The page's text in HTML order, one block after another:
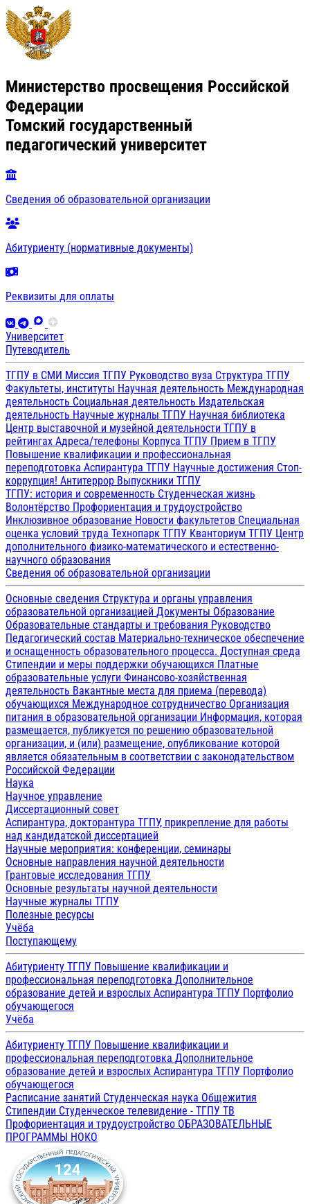
Министерство просвещения Российской
Федерации
Томский государственный
педагогический университет
Сведения об образовательной организации
Абитуриенту (нормативные документы)
Реквизиты для оплаты
Университет
Путеводитель
ТГПУ в СМИ Миссия ТГПУ Руководство вуза Структура ТГПУ
Факультеты, институты Научная деятельность Международная
деятельность Социальная деятельность Издательская
деятельность Научные журналы ТГПУ Научная библиотека
Центр выставочной и музейной деятельности ТГПУ в
рейтингах Адреса/телефоны Корпуса ТГПУ Прием в ТГПУ
Повышение квалификации и профессиональная
переподготовка Аспирантура ТГПУ Научные достижения Стоп-
коррупция! Антитеррор Выпускники ТГПУ
ТГПУ: история и современность Студенческая жизнь
Волонтёрство Профориентация и трудоустройство
Инклюзивное образование Новости факультетов Специальная
оценка условий труда Технопарк ТГПУ Кванториум ТГПУ Центр
дополнительного физико-математического и естественно-
научного образования
Сведения об образовательной организации
Основные сведения Структура и органы управления
образовательной организацией Документы Образование
Образовательные стандарты и требования Руководство
Педагогический состав Материально-техническое обеспечение
и оснащенность образовательного процесса. Доступная среда
Стипендии и меры поддержки обучающихся Платные
образовательные услуги Финансово-хозяйственная
деятельность Вакантные места для приема (перевода)
обучающихся Международное сотрудничество Организация
питания в образовательной организации Информация, которая
размещается, публикуется по решению образовательной
организации, и (или) размещение, опубликование которой
является обязательным в соответствии с законодательством
Российской Федерации
Наука
Научное управление
Диссертационный совет
Аспирантура, докторантура ТГПУ, прикрепление для работы
над кандидатской диссертацией
Научные мероприятия: конференции, семинары
Основные направления научной деятельности
Грантовые исследования ТГПУ
Основные результаты научной деятельности
Научные журналы ТГПУ
Полезные ресурсы
Учёба
Поступающему
Абитуриенту ТГПУ Повышение квалификации и
профессиональная переподготовка Дополнительное
образование детей и взрослых Аспирантура ТГПУ Портфолио
обучающегося
Учёба
Абитуриенту ТГПУ Повышение квалификации и
профессиональная переподготовка Дополнительное
образование детей и взрослых Аспирантура ТГПУ Портфолио
обучающегося
Расписание занятий Студенческая наука Общежития
Стипендии Студенческое телевидение - ТГПУ ТВ
Профориентация и трудоустройство ОБРАЗОВАТЕЛЬНЫЕ
ПРОГРАММЫ НОКО